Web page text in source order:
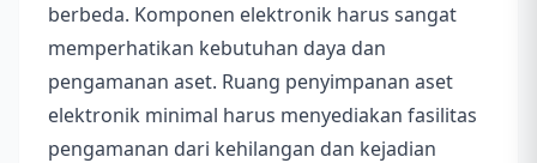
berbeda. Komponen elektronik harus sangat
memperhatikan kebutuhan daya dan
pengamanan aset. Ruang penyimpanan aset
elektronik minimal harus menyediakan fasilitas
pengamanan dari kehilangan dan kejadian